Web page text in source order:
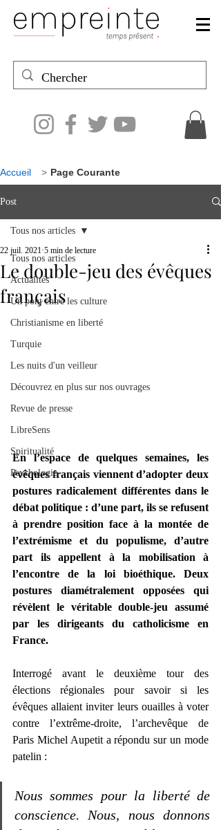
Accueil > Page Courante
Post
Tous nos articles
Actualités
Un pont entre les culture
Christianisme en liberté
Turquie
Les nuits d'un veilleur
Découvrez en plus sur nos ouvrages
Revue de presse
LibreSens
Spiritualité
Psychologie
Tous nos articles
Le double-jeu des évêques
français
22 juil. 2021 5 min de lecture
En l’espace de quelques semaines, les
évêques français viennent d’adopter deux
postures radicalement différentes dans le
débat politique : d’une part, ils se refusent
à prendre position face à la montée de
l’extrémisme et du populisme, d’autre
part ils appellent à la mobilisation à
l’encontre de la loi bioéthique. Deux
postures diamétralement opposées qui
révèlent le véritable double-jeu assumé
par les dirigeants du catholicisme en
France.
Interrogé avant le deuxième tour des
élections régionales pour savoir si les
évêques allaient inviter leurs ouailles à voter
contre l’extrême-droite, l’archevêque de
Paris Michel Aupetit a répondu sur un mode
patelin :
Nous sommes pour la liberté de
conscience. Nous, nous donnons